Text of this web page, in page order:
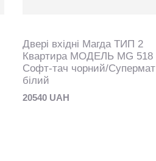
Двері вхідні Магда ТИП 2
Квартира МОДЕЛЬ MG 518
Софт-тач чорний/Супермат
білий
20540 UAH